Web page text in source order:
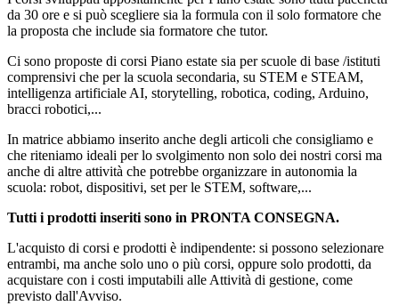
da 30 ore e si può scegliere sia la formula con il solo formatore che
la proposta che include sia formatore che tutor.
Ci sono proposte di corsi Piano estate sia per scuole di base /istituti
comprensivi che per la scuola secondaria, su STEM e STEAM,
intelligenza artificiale AI, storytelling, robotica, coding, Arduino,
bracci robotici,...
In matrice abbiamo inserito anche degli articoli che consigliamo e
che riteniamo ideali per lo svolgimento non solo dei nostri corsi ma
anche di altre attività che potrebbe organizzare in autonomia la
scuola: robot, dispositivi, set per le STEM, software,...
Tutti i prodotti inseriti sono in PRONTA CONSEGNA.
L'acquisto di corsi e prodotti è indipendente: si possono selezionare
entrambi, ma anche solo uno o più corsi, oppure solo prodotti, da
acquistare con i costi imputabili alle Attività di gestione, come
previsto dall'Avviso.